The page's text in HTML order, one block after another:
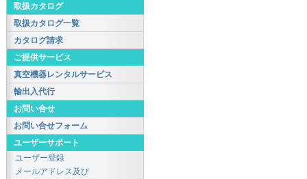
取扱カタログ
取扱カタログ一覧
カタログ請求
ご提供サービス
真空機器レンタルサービス
輸出入代行
お問い合せ
お問い合せフォーム
ユーザーサポート
ユーザー登録
メールアドレス及び